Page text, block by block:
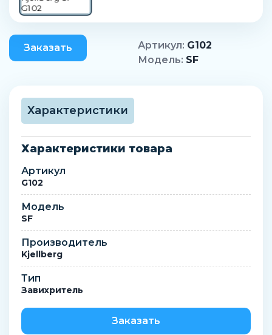
Заказать Артикул: G102
Модель: SF
Характеристики
Характеристики товара
Артикул
G102
Модель
SF
Производитель
Kjellberg
Тип
Завихритель
Заказать